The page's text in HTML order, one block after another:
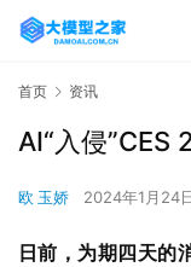
首页 资讯
AI“入侵”CES
欧 玉娇 2024年1月24
日前，为期四天